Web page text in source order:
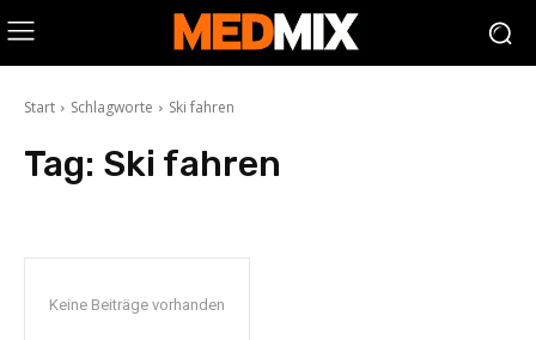
Start Schlagworte Ski fahren
Tag: Ski fahren
Keine Beiträge vorhanden